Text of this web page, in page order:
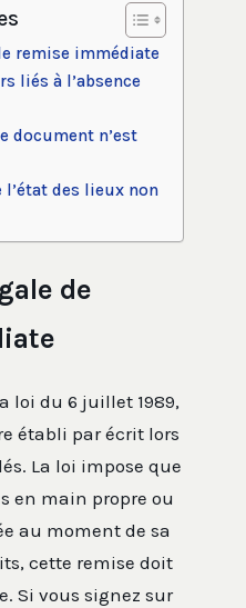
remise immédiate
liés à l’absence
document n’est
des lieux non
de
loi du 6 juillet 1989,
établi par écrit lors
La loi impose que
en main propre ou
au moment de sa
cette remise doit
Si vous signez sur